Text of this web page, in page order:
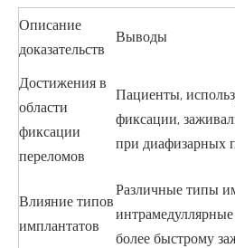
Описание
доказательств
Выводы
Достижения в
области
фиксации
переломов
Пациенты,
фиксации,
при диафизарных
Влияние типов
имплантатов
Различные типы
интрамедуллярные
более быстрому